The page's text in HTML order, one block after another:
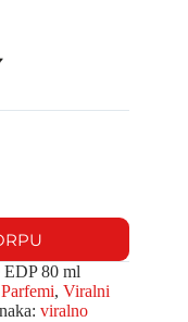
80 ml
Parfemi, Viralni
viralno